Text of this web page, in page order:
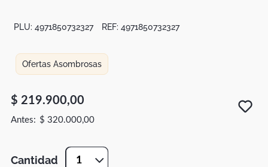
PLU: 4971850732327 REF: 4971850732327
Ofertas Asombrosas
$ 219.900,00
$ 320.000,00
Cantidad 1